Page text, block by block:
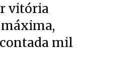
vitória
máxima,
mil